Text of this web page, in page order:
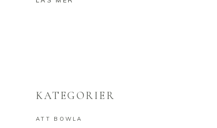
KATEGORIER
ATT BOWLA